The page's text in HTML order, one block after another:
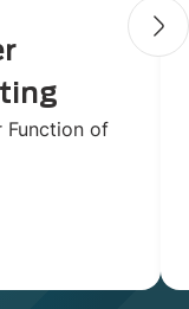
Function of